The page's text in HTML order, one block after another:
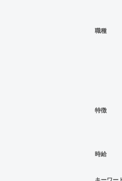
職種
特徴
時給